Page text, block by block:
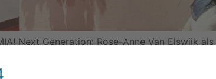
Next Generation: Rose-Anne Van Elswijk
Geschichte von Donna und […]